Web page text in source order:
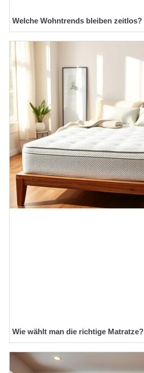
Welche Wohntrends bleiben zeitlos?
Wie wählt man die richtige Matratze?